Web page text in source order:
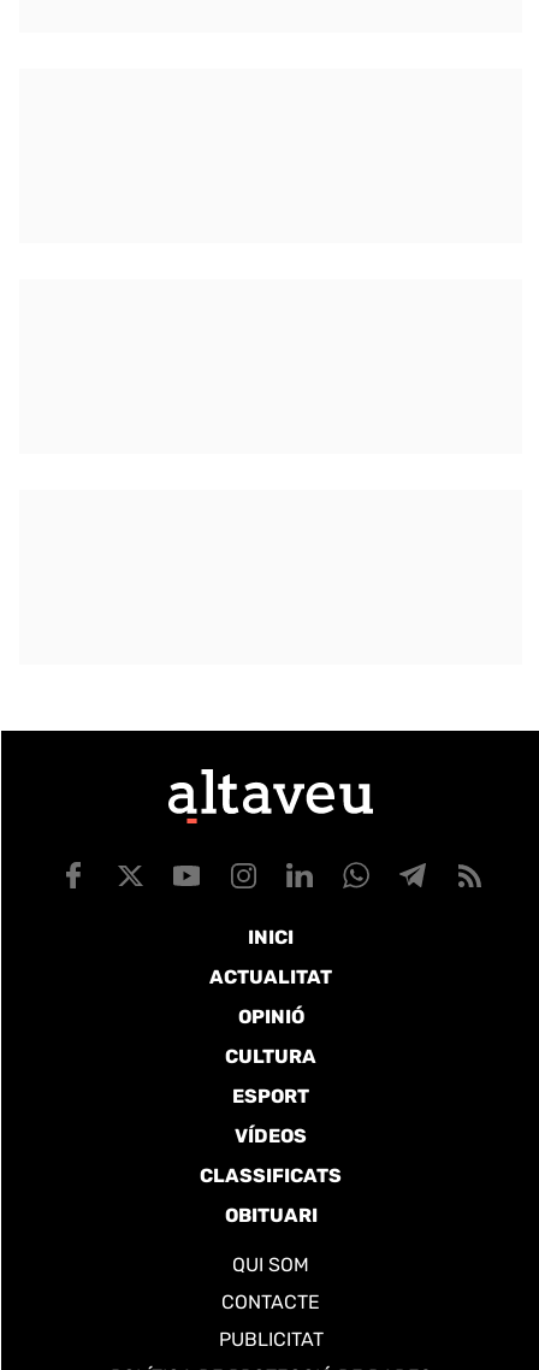
INICI
ACTUALITAT
OPINIÓ
CULTURA
ESPORT
VÍDEOS
CLASSIFICATS
OBITUARI
QUI SOM
CONTACTE
PUBLICITAT